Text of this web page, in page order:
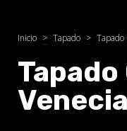
Inicio > Tapado > Tapado
Venecia